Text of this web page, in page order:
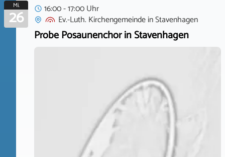
Mi.
26
16:00 - 17:00 Uhr
Ev.-Luth. KirchengemeindeinStavenhagen
Probe Posaunenchor in Stavenhagen